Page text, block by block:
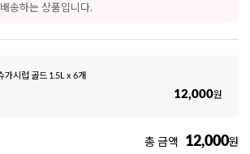
송하는 상품입니다.
가시럽 골드 1.5L x 6개
12,000원
총 금액 12,000원